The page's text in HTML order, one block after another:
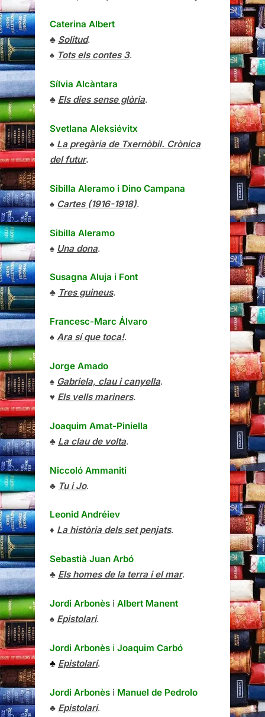
Caterina Albert
♣ Solitud.
♠ Tots els contes 3.
Sílvia Alcàntara
♣ Els dies sense glòria.
Svetlana Aleksiévitx
♠ La pregària de Txernòbil. Crònica
del futur.
Sibilla Aleramo i Dino Campana
♠ Cartes (1916-1918).
Sibilla Aleramo
♠ Una dona.
Susagna Aluja i Font
♣ Tres guineus.
Francesc-Marc Álvaro
♠ Ara sí que toca!.
Jorge Amado
♠ Gabriela, clau i canyella.
♥ Els vells mariners.
Joaquim Amat-Piniella
♣ La clau de volta.
Niccoló Ammaniti
♣ Tu i Jo.
Leonid Andréiev
♦ La història dels set penjats.
Sebastià Juan Arbó
♣ Els homes de la terra i el mar.
Jordi Arbonès i Albert Manent
♠ Epistolari.
Jordi Arbonès i Joaquim Carbó
♣ Epistolari.
Jordi Arbonès i Manuel de Pedrolo
♣ Epistolari.